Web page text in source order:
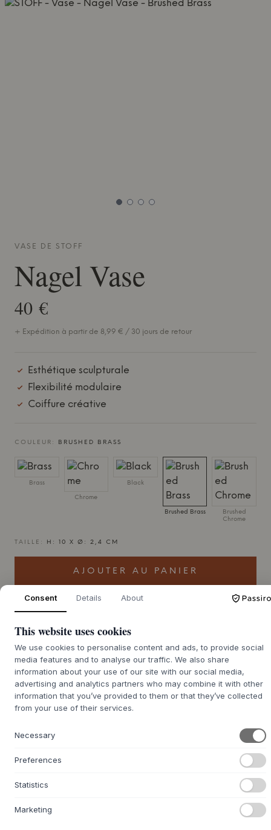
VASE DE STOFF
Nagel Vase
40 €
+ Expédition à partir de 8,99 € / 30 jours de retour
Esthétique sculpturale
Flexibilité modulaire
Coiffure créative
COULEUR: BRUSHED BRASS
Brass
Chrome
Black
Brushed Brass
Brushed
Chrome
TAILLE: H: 10 X Ø: 2,4 CM
AJOUTER AU PANIER
DESCRIPTION
Le vase STOFF Nagel est une extension élégante de
l'univers de design iconique de
bougeoirs, au bol et au support, ce qui vous permet de
créer vos propres arrangements uniques.
vase fonctionne à la fois comme un détail discret et
d'intérieur. Ajoutez des fleurs fraîches, des branches
Consent Details About
This website uses cookies
We use cookies to personalise content and ads, to provide social
media features and to analyse our traffic. We also share
information about your use of our site with our social media,
advertising and analytics partners who may combine it with other
information that you’ve provided to them or that they’ve collected
from your use of their services.
Necessary
Preferences
Statistics
Marketing